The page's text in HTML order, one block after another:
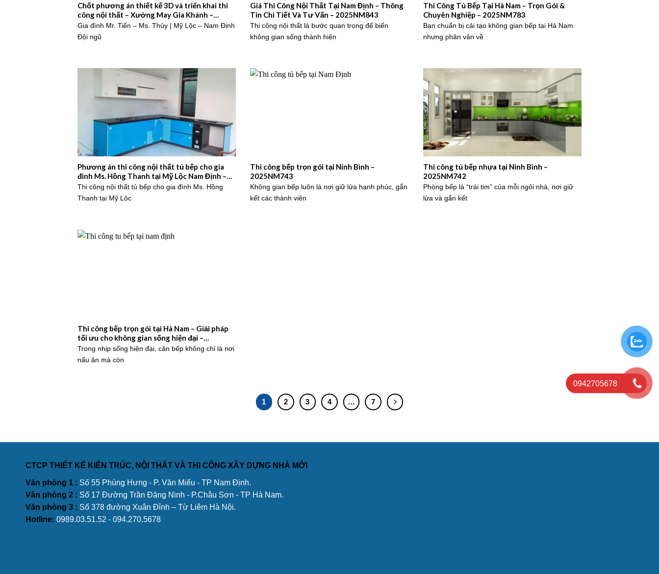
Chốt phương án thiết kế 3D và triển khai thi
công nội thất – Xưởng May Gia Khánh –
2025NM848
Gia đình Mr. Tiến – Ms. Thủy | Mỹ Lộc – Nam Định
Đội ngũ
Giá Thi Công Nội Thất Tại Nam Định – Thông
Tin Chi Tiết Và Tư Vấn – 2025NM843
Thi công nội thất là bước quan trọng để biến
không gian sống thành hiện
Thi Công Tủ Bếp Tại Hà Nam – Trọn Gói &
Chuyên Nghiệp – 2025NM783
Bạn chuẩn bị cải tạo không gian bếp tại Hà Nam
nhưng phân vân về
Phương án thi công nội thất tủ bếp cho gia
đình Ms. Hồng Thanh tại Mỹ Lộc Nam Định –
2025NM753
Thi công nội thất tủ bếp cho gia đình Ms. Hồng
Thanh tại Mỹ Lộc
Thi công bếp trọn gói tại Ninh Bình –
2025NM743
Không gian bếp luôn là nơi giữ lửa hạnh phúc, gắn
kết các thành viên
Thi công tủ bếp nhựa tại Ninh Bình –
2025NM742
Phòng bếp là “trái tim” của mỗi ngôi nhà, nơi giữ
lửa và gắn kết
Thi công bếp trọn gói tại Hà Nam – Giải pháp
tối ưu cho không gian sống hiện đại –
2025NM736
Trong nhịp sống hiện đại, căn bếp không chỉ là nơi
nấu ăn mà còn
1 2 3 4 … 7
CTCP THIẾT KẾ KIẾN TRÚC, NỘI THẤT VÀ THI CÔNG XÂY DỰNG NHÀ MỚI
Văn phòng 1 : Số 55 Phùng Hưng - P. Văn Miếu - TP Nam Định.
Văn phòng 2 : Số 17 Đường Trần Đăng Ninh - P.Châu Sơn - TP Hà Nam.
Văn phòng 3 : Số 378 đường Xuân Đỉnh – Từ Liêm Hà Nội.
Hotline: 0989.03.51.52 - 094.270.5678
0942705678